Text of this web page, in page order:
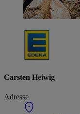
Carsten Heiwig
Adresse